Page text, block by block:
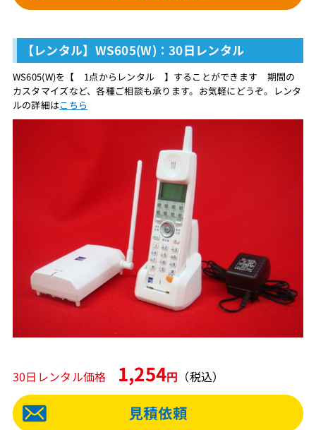
【レンタル】WS605(W)：30日レンタル
WS605(W)を【 1点からレンタル 】することができます 期間の
カスタマイズなど、各種ご相談も承ります。お気軽にどうぞ。レンタ
ルの詳細はこちら
30日レンタル価格 1,254円 （税込）